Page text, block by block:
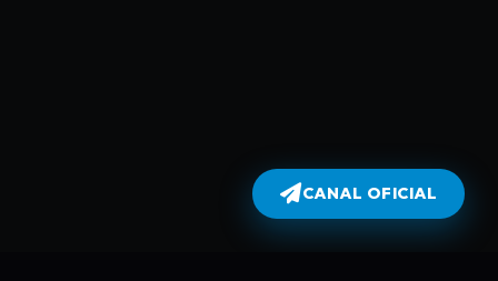
CANAL OFICIAL